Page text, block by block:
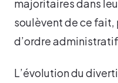
majoritaires dans
soulèvent de ce
d’ordre
L’évolution du